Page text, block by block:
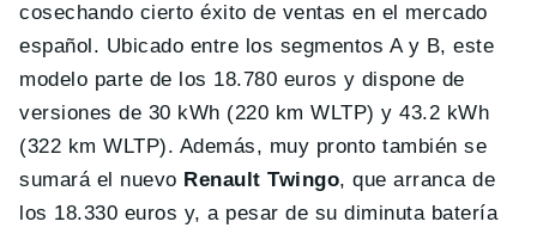
cosechando cierto éxito de ventas en el mercado
español. Ubicado entre los segmentos A y B, este
modelo parte de los 18.780 euros y dispone de
versiones de 30 kWh (220 km WLTP) y 43.2 kWh
(322 km WLTP). Además, muy pronto también se
sumará el nuevo Renault Twingo, que arranca de
los 18.330 euros y, a pesar de su diminuta batería